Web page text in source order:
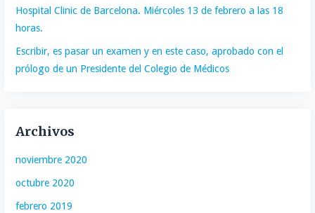
Hospital Clinic de Barcelona. Miércoles 13 de febrero a las 18
horas.
Escribir, es pasar un examen y en este caso, aprobado con el
prólogo de un Presidente del Colegio de Médicos
Archivos
noviembre 2020
octubre 2020
febrero 2019